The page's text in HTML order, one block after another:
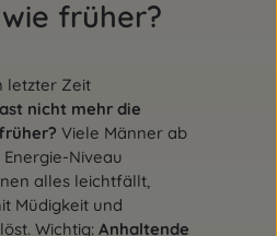
früher?
letzter Zeit
nicht mehr die
Viele Männer ab
Niveau
alles leichtfällt,
Müdigkeit und
Wichtig: Anhaltende